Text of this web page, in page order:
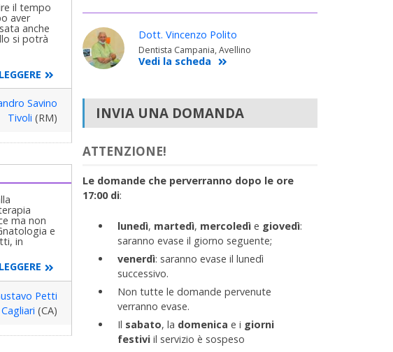
il tempo
aver
anche
si potrà
Savino
Tivoli (RM)
ma non
e
in
Petti
Cagliari (CA)
Dott. Vincenzo Polito
Dentista Campania, Avellino
Vedi la scheda
INVIA UNA DOMANDA
ATTENZIONE!
Le domande che perverranno dopo le ore
17:00 di:
lunedì, martedì, mercoledì e giovedì:
saranno evase il giorno seguente;
venerdì: saranno evase il lunedì
successivo.
Non tutte le domande pervenute
verranno evase.
Il sabato, la domenica e i giorni
festiviil servizio è sospeso